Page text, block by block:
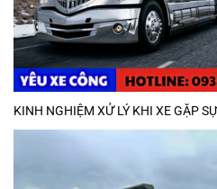
KINH NGHIỆM XỬ LÝ KHI XE GẶP